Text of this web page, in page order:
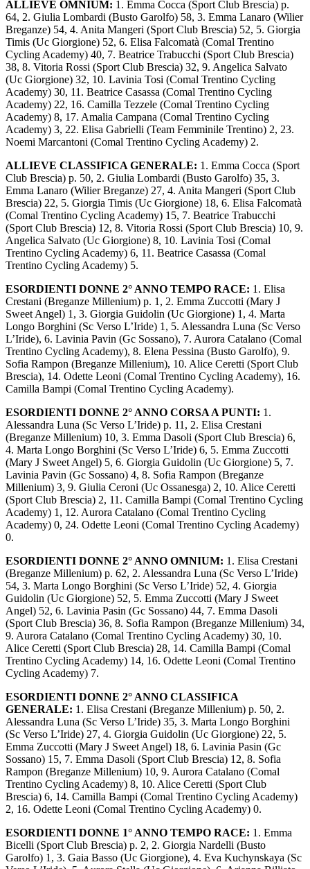
ALLIEVE OMNIUM: 1. Emma Cocca (Sport Club Brescia) p.
64, 2. Giulia Lombardi (Busto Garolfo) 58, 3. Emma Lanaro (Wilier
Breganze) 54, 4. Anita Mangeri (Sport Club Brescia) 52, 5. Giorgia
Timis (Uc Giorgione) 52, 6. Elisa Falcomatà (Comal Trentino
Cycling Academy) 40, 7. Beatrice Trabucchi (Sport Club Brescia)
38, 8. Vitoria Rossi (Sport Club Brescia) 32, 9. Angelica Salvato
(Uc Giorgione) 32, 10. Lavinia Tosi (Comal Trentino Cycling
Academy) 30, 11. Beatrice Casassa (Comal Trentino Cycling
Academy) 22, 16. Camilla Tezzele (Comal Trentino Cycling
Academy) 8, 17. Amalia Campana (Comal Trentino Cycling
Academy) 3, 22. Elisa Gabrielli (Team Femminile Trentino) 2, 23.
Noemi Marcantoni (Comal Trentino Cycling Academy) 2.
ALLIEVE CLASSIFICA GENERALE: 1. Emma Cocca (Sport
Club Brescia) p. 50, 2. Giulia Lombardi (Busto Garolfo) 35, 3.
Emma Lanaro (Wilier Breganze) 27, 4. Anita Mangeri (Sport Club
Brescia) 22, 5. Giorgia Timis (Uc Giorgione) 18, 6. Elisa Falcomatà
(Comal Trentino Cycling Academy) 15, 7. Beatrice Trabucchi
(Sport Club Brescia) 12, 8. Vitoria Rossi (Sport Club Brescia) 10, 9.
Angelica Salvato (Uc Giorgione) 8, 10. Lavinia Tosi (Comal
Trentino Cycling Academy) 6, 11. Beatrice Casassa (Comal
Trentino Cycling Academy) 5.
ESORDIENTI DONNE 2° ANNO TEMPO RACE: 1. Elisa
Crestani (Breganze Millenium) p. 1, 2. Emma Zuccotti (Mary J
Sweet Angel) 1, 3. Giorgia Guidolin (Uc Giorgione) 1, 4. Marta
Longo Borghini (Sc Verso L’Iride) 1, 5. Alessandra Luna (Sc Verso
L’Iride), 6. Lavinia Pavin (Gc Sossano), 7. Aurora Catalano (Comal
Trentino Cycling Academy), 8. Elena Pessina (Busto Garolfo), 9.
Sofia Rampon (Breganze Millenium), 10. Alice Ceretti (Sport Club
Brescia), 14. Odette Leoni (Comal Trentino Cycling Academy), 16.
Camilla Bampi (Comal Trentino Cycling Academy).
ESORDIENTI DONNE 2° ANNO CORSA A PUNTI: 1.
Alessandra Luna (Sc Verso L’Iride) p. 11, 2. Elisa Crestani
(Breganze Millenium) 10, 3. Emma Dasoli (Sport Club Brescia) 6,
4. Marta Longo Borghini (Sc Verso L’Iride) 6, 5. Emma Zuccotti
(Mary J Sweet Angel) 5, 6. Giorgia Guidolin (Uc Giorgione) 5, 7.
Lavinia Pavin (Gc Sossano) 4, 8. Sofia Rampon (Breganze
Millenium) 3, 9. Giulia Ceroni (Uc Ossanesga) 2, 10. Alice Ceretti
(Sport Club Brescia) 2, 11. Camilla Bampi (Comal Trentino Cycling
Academy) 1, 12. Aurora Catalano (Comal Trentino Cycling
Academy) 0, 24. Odette Leoni (Comal Trentino Cycling Academy)
0.
ESORDIENTI DONNE 2° ANNO OMNIUM: 1. Elisa Crestani
(Breganze Millenium) p. 62, 2. Alessandra Luna (Sc Verso L’Iride)
54, 3. Marta Longo Borghini (Sc Verso L’Iride) 52, 4. Giorgia
Guidolin (Uc Giorgione) 52, 5. Emma Zuccotti (Mary J Sweet
Angel) 52, 6. Lavinia Pasin (Gc Sossano) 44, 7. Emma Dasoli
(Sport Club Brescia) 36, 8. Sofia Rampon (Breganze Millenium) 34,
9. Aurora Catalano (Comal Trentino Cycling Academy) 30, 10.
Alice Ceretti (Sport Club Brescia) 28, 14. Camilla Bampi (Comal
Trentino Cycling Academy) 14, 16. Odette Leoni (Comal Trentino
Cycling Academy) 7.
ESORDIENTI DONNE 2° ANNO CLASSIFICA
GENERALE: 1. Elisa Crestani (Breganze Millenium) p. 50, 2.
Alessandra Luna (Sc Verso L’Iride) 35, 3. Marta Longo Borghini
(Sc Verso L’Iride) 27, 4. Giorgia Guidolin (Uc Giorgione) 22, 5.
Emma Zuccotti (Mary J Sweet Angel) 18, 6. Lavinia Pasin (Gc
Sossano) 15, 7. Emma Dasoli (Sport Club Brescia) 12, 8. Sofia
Rampon (Breganze Millenium) 10, 9. Aurora Catalano (Comal
Trentino Cycling Academy) 8, 10. Alice Ceretti (Sport Club
Brescia) 6, 14. Camilla Bampi (Comal Trentino Cycling Academy)
2, 16. Odette Leoni (Comal Trentino Cycling Academy) 0.
ESORDIENTI DONNE 1° ANNO TEMPO RACE: 1. Emma
Bicelli (Sport Club Brescia) p. 2, 2. Giorgia Nardelli (Busto
Garolfo) 1, 3. Gaia Basso (Uc Giorgione), 4. Eva Kuchynskaya (Sc